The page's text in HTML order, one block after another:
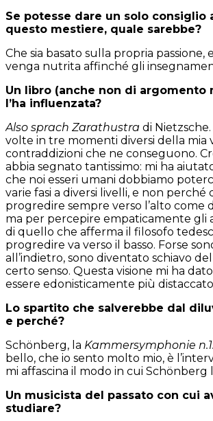
Se potesse dare un solo consiglio
questo mestiere, quale sarebbe?
Che sia basato sulla propria passione,
venga nutrita affinché gli
Un libro (anche non di argomento
l’ha influenzata?
Also sprach Zarathustra di
volte in tre momenti diversi della mia
contraddizioni che ne conseguono.
abbia segnato tantissimo: mi ha
che noi esseri umani dobbiamo
varie fasi a diversi livelli, e non perché
progredire sempre verso l’alto come
ma per percepire empaticamente gli
di quello che afferma il filosofo
progredire va verso il basso. Forse
all’indietro, sono diventato schiavo
certo senso. Questa visione mi ha
essere edonisticamente più
Lo spartito che salverebbe dal
e perché?
Schönberg, la Kammersymphonie n.1.
bello, che io sento molto mio, è
mi affascina il modo in cui Schönberg
Un musicista del passato con cui
studiare?